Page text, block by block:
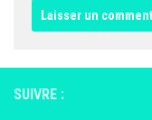
SUIVRE :